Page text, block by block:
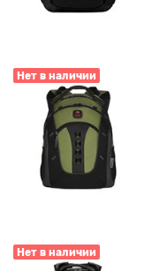
Нет в наличии
Нет в наличии